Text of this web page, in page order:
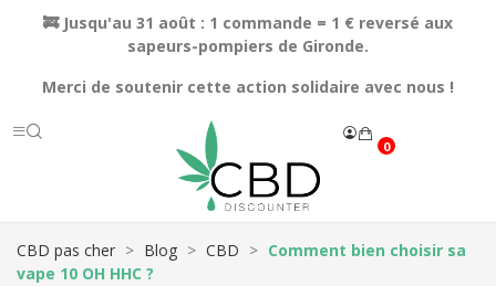
🚒 Jusqu'au 31 août : 1 commande = 1 € reversé aux
sapeurs-pompiers de Gironde.
Merci de soutenir cette action solidaire avec nous !
0
CBD pas cher Blog CBD
Comment bien choisir sa
vape 10 OH HHC ?